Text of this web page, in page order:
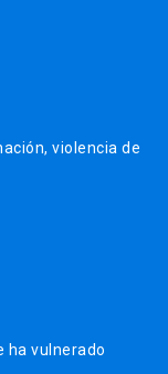
violencia de
ha vulnerado